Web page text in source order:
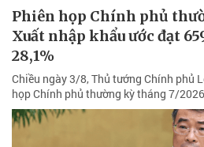
Phiên họp Chính phủ
Xuất nhập khẩu ước đạt
28,1%
Chiều ngày 3/8, Thủ tướng Chính phủ
họp Chính phủ thường kỳ tháng 7/